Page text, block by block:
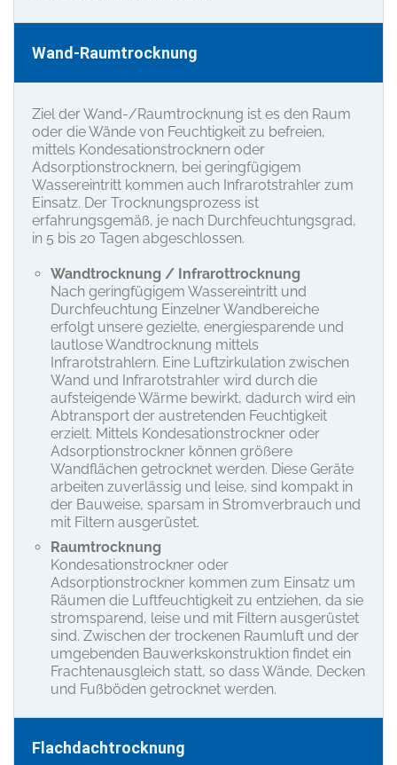
Wand-Raumtrocknung
Ziel der Wand-/Raumtrocknung ist es den Raum
oder die Wände von Feuchtigkeit zu befreien,
mittels Kondesationstrocknern oder
Adsorptionstrocknern, bei geringfügigem
Wassereintritt kommen auch Infrarotstrahler zum
Einsatz. Der Trocknungsprozess ist
erfahrungsgemäß, je nach Durchfeuchtungsgrad,
in 5 bis 20 Tagen abgeschlossen.
Wandtrocknung / Infrarottrocknung
Nach geringfügigem Wassereintritt und
Durchfeuchtung Einzelner Wandbereiche
erfolgt unsere gezielte, energiesparende und
lautlose Wandtrocknung mittels
Infrarotstrahlern. Eine Luftzirkulation zwischen
Wand und Infrarotstrahler wird durch die
aufsteigende Wärme bewirkt, dadurch wird ein
Abtransport der austretenden Feuchtigkeit
erzielt. Mittels Kondesationstrockner oder
Adsorptionstrockner können größere
Wandflächen getrocknet werden. Diese Geräte
arbeiten zuverlässig und leise, sind kompakt in
der Bauweise, sparsam in Stromverbrauch und
mit Filtern ausgerüstet.
Raumtrocknung
Kondesationstrockner oder
Adsorptionstrockner kommen zum Einsatz um
Räumen die Luftfeuchtigkeit zu entziehen, da sie
stromsparend, leise und mit Filtern ausgerüstet
sind. Zwischen der trockenen Raumluft und der
umgebenden Bauwerkskonstruktion findet ein
Frachtenausgleich statt, so dass Wände, Decken
und Fußböden getrocknet werden.
Flachdachtrocknung